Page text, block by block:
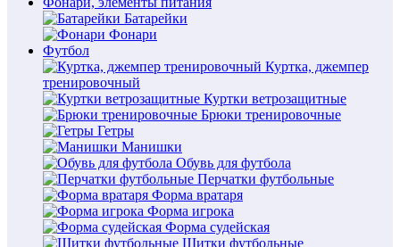
Батарейки
Фонари
Футбол
Куртка, джемпер
тренировочный
Куртки ветрозащитные
Брюки тренировочные
Гетры
Манишки
Обувь для футбола
Перчатки футбольные
Форма вратаря
Форма игрока
Форма судейская
Щитки футбольные